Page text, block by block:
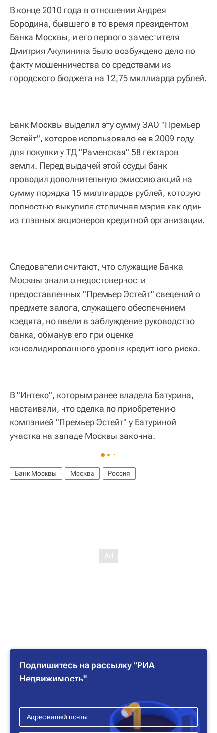
В конце 2010 года в отношении Андрея
Бородина, бывшего в то время президентом
Банка Москвы, и его первого заместителя
Дмитрия Акулинина было возбуждено дело по
факту мошенничества со средствами из
городского бюджета на 12,76 миллиарда рублей.
Банк Москвы выделил эту сумму ЗАО "Премьер
Эстейт", которое использовало ее в 2009 году
для покупки у ТД "Раменская" 58 гектаров
земли. Перед выдачей этой ссуды банк
проводил дополнительную эмиссию акций на
сумму порядка 15 миллиардов рублей, которую
полностью выкупила столичная мэрия как один
из главных акционеров кредитной организации.
Следователи считают, что служащие Банка
Москвы знали о недостоверности
предоставленных "Премьер Эстейт" сведений о
предмете залога, служащего обеспечением
кредита, но ввели в заблуждение руководство
банка, обманув его при оценке
консолидированного уровня кредитного риска.
В "Интеко", которым ранее владела Батурина,
настаивали, что сделка по приобретению
компанией "Премьер Эстейт" у Батуриной
участка на западе Москвы законна.
Банк Москвы Москва Россия
Подпишитесь на рассылку "РИА
Недвижимость"